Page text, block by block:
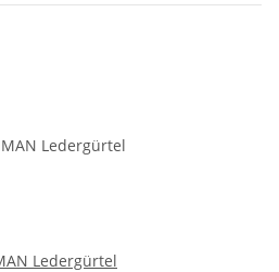
IRONMAN Ledergürtel